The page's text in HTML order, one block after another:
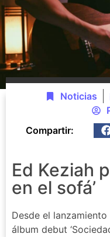
Noticias
Compartir:
Ed Keziah
en el sofá’
Desde el lanzamiento
álbum debut